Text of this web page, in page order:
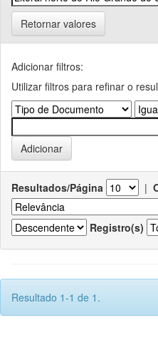
Retornar valores
Adicionar filtros:
Utilizar filtros para refinar o
Resultados/Página |
Registro(s)
Resultado 1-1 de 1.